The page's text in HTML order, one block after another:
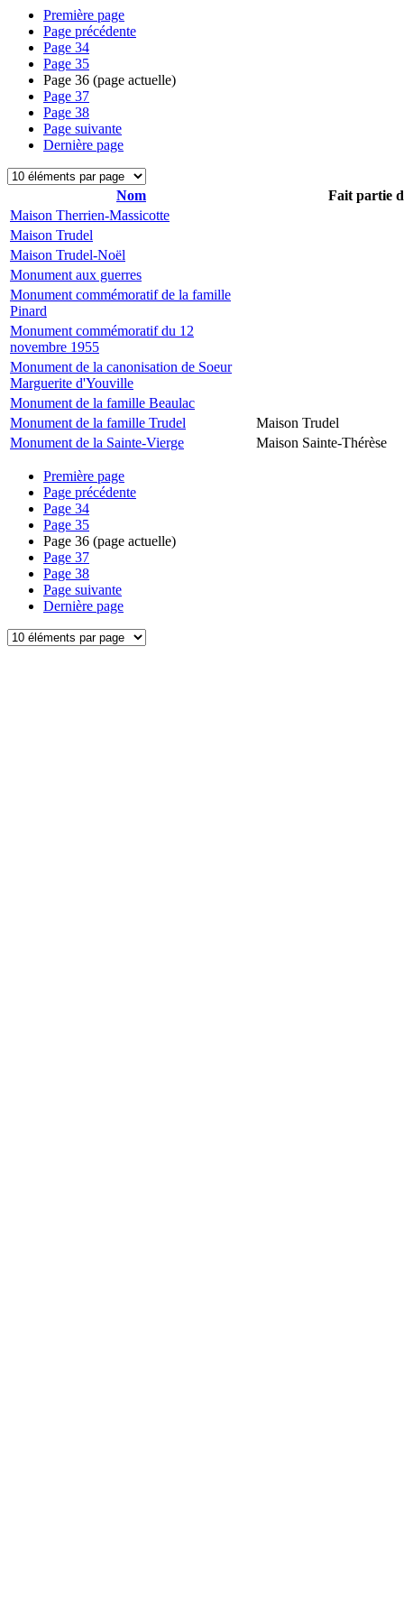
Première page
Page précédente
Page 34
Page 35
Page 36 (page actuelle)
Page 37
Page 38
Page suivante
Dernière page
Nom
Fait partie
Maison Therrien-Massicotte
Maison Trudel
Maison Trudel-Noël
Monument aux guerres
Monument commémoratif de la famille
Pinard
Monument commémoratif du 12
novembre 1955
Monument de la canonisation de Soeur
Marguerite d'Youville
Monument de la famille Beaulac
Monument de la famille Trudel
Maison Trudel
Monument de la Sainte-Vierge
Maison Sainte-Thérèse
Première page
Page précédente
Page 34
Page 35
Page 36 (page actuelle)
Page 37
Page 38
Page suivante
Dernière page